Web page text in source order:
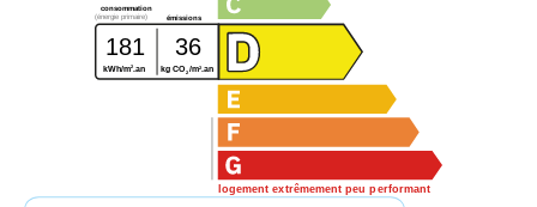
logement extrêmement peu performant
consommation
émissions
(énergie primaire)
181 36
kWh/m2.an kg CO2 /m2 .an